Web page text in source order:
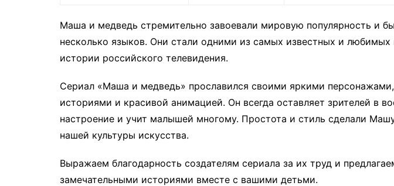
Маша и медведь стремительно завоевали мировую популярность и
несколько языков. Они стали одними из самых известных и любимых
истории российского телевидения.
Сериал «Маша и медведь» прославился своими яркими
историями и красивой анимацией. Он всегда оставляет зрителей в
настроение и учит малышей многому. Простота и стиль сделали
нашей культуры искусства.
Выражаем благодарность создателям сериала за их труд и
замечательными историями вместе с вашими детьми.